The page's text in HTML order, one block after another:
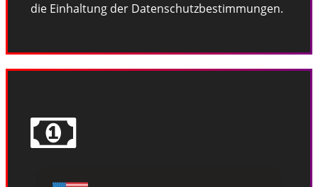
die Einhaltung der Datenschutzbestimmungen.